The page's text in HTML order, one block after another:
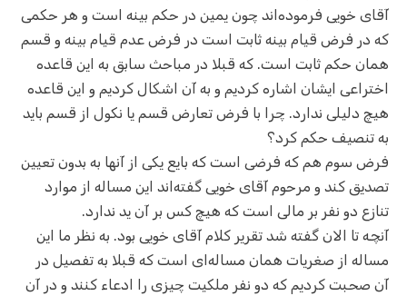
آقای خویی فرموده‌اند چون یمین در حکم بینه است و هر حکمی
که در فرض قیام بینه ثابت است در فرض عدم قیام بینه و قسم
همان حکم ثابت است. که قبلا در مباحث سابق به این قاعده
اختراعی ایشان اشاره کردیم و به آن اشکال کردیم و این قاعده
هیچ دلیلی ندارد. چرا با فرض تعارض قسم یا نکول از قسم باید
به تنصیف حکم کرد؟
فرض سوم هم که فرضی است که بایع یکی از آنها به بدون تعیین
تصدیق کند و مرحوم آقای خویی گفته‌اند این مساله از موارد
تنازع دو نفر بر مالی است که هیچ کس بر آن ید ندارد.
آنچه تا الان گفته شد تقریر کلام آقای خویی بود. به نظر ما این
مساله از صغریات همان مساله‌ای است که قبلا به تفصیل در
آن صحبت کردیم که دو نفر ملکیت چیزی را ادعاء کنند و در آن